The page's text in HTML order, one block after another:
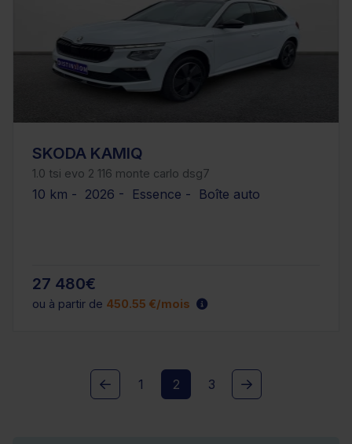
SKODA KAMIQ
1.0 tsi evo 2 116 monte carlo dsg7
10 km - 2026 - Essence - Boîte auto
27 480€
ou à partir de 450.55 €/mois
1 2 3